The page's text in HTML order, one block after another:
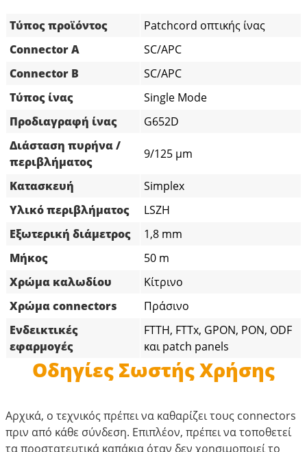
Τύπος προϊόντος
Patchcord οπτικής ίνας
Connector A
SC/APC
Connector B
SC/APC
Τύπος ίνας
Single Mode
Προδιαγραφή ίνας
G652D
Διάσταση πυρήνα /
περιβλήματος
9/125 μm
Κατασκευή
Simplex
Υλικό περιβλήματος
LSZH
Εξωτερική διάμετρος
1,8 mm
Μήκος
50 m
Χρώμα καλωδίου
Κίτρινο
Χρώμα connectors
Πράσινο
Ενδεικτικές
εφαρμογές
FTTH, FTTx, GPON, PON, ODF
και patch panels
Οδηγίες Σωστής Χρήσης
Αρχικά, ο τεχνικός πρέπει να καθαρίζει τους connectors
πριν από κάθε σύνδεση. Επιπλέον, πρέπει να τοποθετεί
τα προστατευτικά καπάκια όταν δεν χρησιμοποιεί το